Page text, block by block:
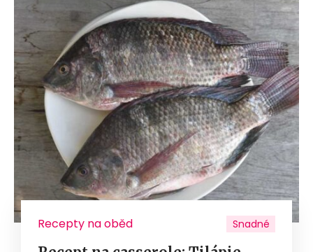
Recepty na oběd Snadné